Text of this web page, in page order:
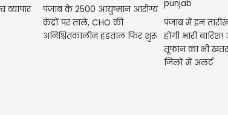
पंजाब के 2500 आयुष्मान आरोग्य
केंद्रों पर ताले, CHO की
अनिश्चितकालीन हड़ताल फिर शुरू
पंजाब में इन
होगी भारी
तूफान का भी
जिलों में अलर्ट